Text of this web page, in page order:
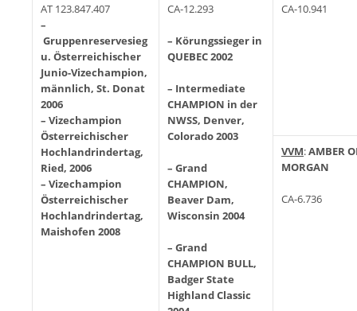
AT 123.847.407
–
Gruppenreservesieg
u. Österreichischer
Junio-Vizechampion,
männlich, St. Donat
2006
– Vizechampion
Österreichischer
Hochlandrindertag,
Ried, 2006
– Vizechampion
Österreichischer
Hochlandrindertag,
Maishofen 2008
CA-12.293
– Körungssieger in
QUEBEC 2002
– Intermediate
CHAMPION in der
NWSS, Denver,
Colorado 2003
– Grand
CHAMPION,
Beaver Dam,
Wisconsin 2004
– Grand
CHAMPION BULL,
Badger State
Highland Classic
CA-10.941
VVM:AMBER
MORGAN
CA-6.736